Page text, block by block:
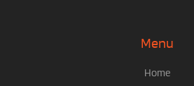
Menu
Home